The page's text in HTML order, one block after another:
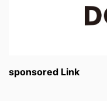
sponsored Link